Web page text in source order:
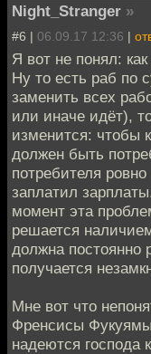
Night_Stranger »
#6 | 06.09.17 12:36 |
Я вот не понял:
Ну то есть раб по
заменить всех
или иначе идёт),
изменится: чтобы
должен быть
потребителя
заплатил
момент эта
решается
должна постоянно
получается
Мне вот что
Френсисы
надеются господа